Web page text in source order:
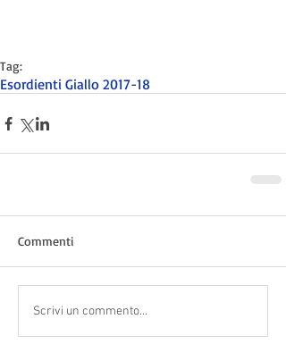
Tag:
Esordienti Giallo 2017-18
Commenti
Scrivi un commento...